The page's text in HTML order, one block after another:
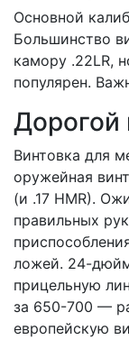
Основной
Большинство
камору .22LR,
популярен.
Дорогой
Винтовка для
оружейная
(и .17 HMR).
правильных
ложей. 24-
прицельную
за 650-700 —
европейскую